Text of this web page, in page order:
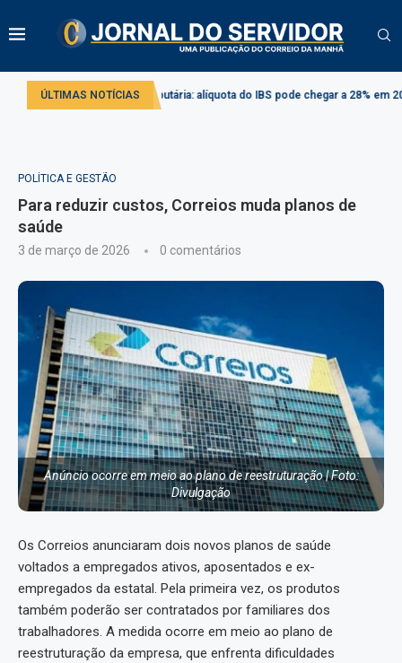
ÚLTIMAS NOTÍCIAS
Reforma tributária: alíquota do IBS pode chegar a 28% em 2033
POLÍTICA E GESTÃO
Para reduzir custos, Correios muda planos de
saúde
3 de março de 2026 0 comentários
Anúncio ocorre em meio ao plano de reestruturação | Foto:
Divulgação
Os Correios anunciaram dois novos planos de saúde
voltados a empregados ativos, aposentados e ex-
empregados da estatal. Pela primeira vez, os produtos
também poderão ser contratados por familiares dos
trabalhadores. A medida ocorre em meio ao plano de
reestruturação da empresa, que enfrenta dificuldades